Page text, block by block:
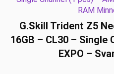
RAM
G.Skill Trident Z5
16GB – CL30 – Single
EXPO –